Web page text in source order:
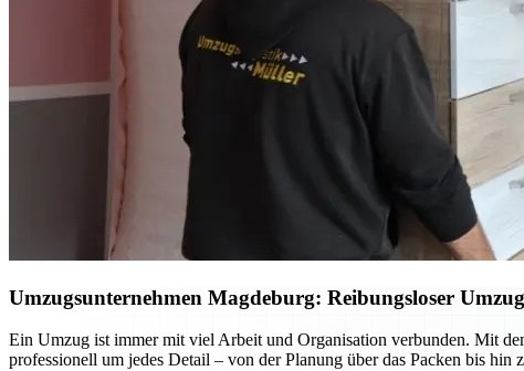
Umzugsunternehmen Magdeburg: Reibungsloser
Ein Umzug ist immer mit viel Arbeit und Organisation verbunden. Mit
professionell um jedes Detail – von der Planung über das Packen bis